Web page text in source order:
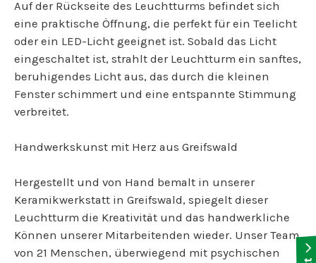
Auf der Rückseite des Leuchtturms befindet sich
eine praktische Öffnung, die perfekt für ein Teelicht
oder ein LED-Licht geeignet ist. Sobald das Licht
eingeschaltet ist, strahlt der Leuchtturm ein sanftes,
beruhigendes Licht aus, das durch die kleinen
Fenster schimmert und eine entspannte Stimmung
verbreitet.
Handwerkskunst mit Herz aus Greifswald
Hergestellt und von Hand bemalt in unserer
Keramikwerkstatt in Greifswald, spiegelt dieser
Leuchtturm die Kreativität und das handwerkliche
Können unserer Mitarbeitenden wieder. Unser Team
von 21 Menschen, überwiegend mit psychischen